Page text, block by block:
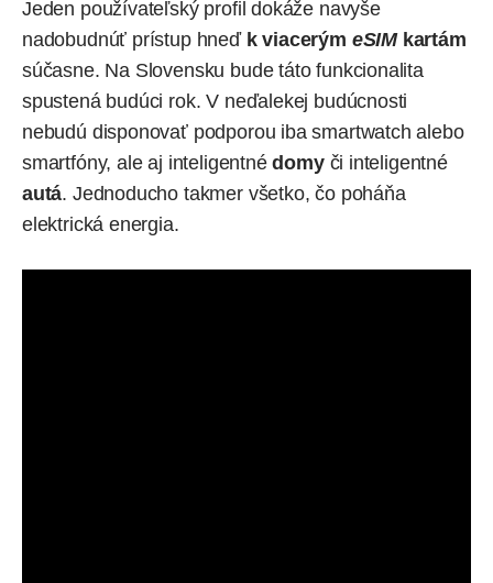
Jeden používateľský profil dokáže navyše
nadobudnúť prístup hneď k viacerým eSIMkartám
súčasne. Na Slovensku bude táto funkcionalita
spustená budúci rok. V neďalekej budúcnosti
nebudú disponovať podporou iba smartwatch alebo
smartfóny, ale aj inteligentnédomyči inteligentné
autá. Jednoducho takmer všetko, čo poháňa
elektrická energia.